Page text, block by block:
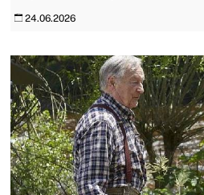
24.06.2026